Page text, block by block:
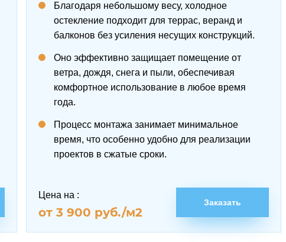
Благодаря небольшому весу, холодное
остекление подходит для террас, веранд и
балконов без усиления несущих конструкций.
Оно эффективно защищает помещение от
ветра, дождя, снега и пыли, обеспечивая
комфортное использование в любое время
года.
Процесс монтажа занимает минимальное
время, что особенно удобно для реализации
проектов в сжатые сроки.
Цена на :
от 3 900 руб./м2
Заказать